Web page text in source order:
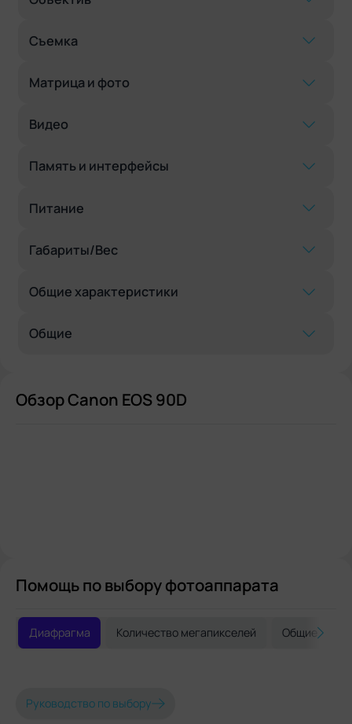
Съемка
Матрица и фото
Видео
Память и интерфейсы
Питание
Габариты/Вес
Общие характеристики
Общие
Обзор Canon EOS 90D
Помощь по выбору фотоаппарата
Диафрагма Количество мегапикселей Общие
Руководство по выбору